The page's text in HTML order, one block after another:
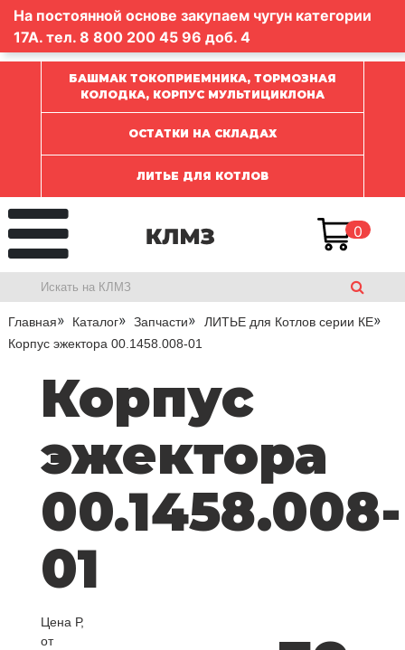
На постоянной основе закупаем чугун категории
17А. тел. 8 800 200 45 96 доб. 4
БАШМАК ТОКОПРИЕМНИКА, ТОРМОЗНАЯ
КОЛОДКА, КОРПУС МУЛЬТИЦИКЛОНА
ОСТАТКИ НА СКЛАДАХ
ЛИТЬЕ ДЛЯ КОТЛОВ
0
Главная Каталог Запчасти
ЛИТЬЕ для Котлов серии КЕ
Корпус эжектора 00.1458.008-01
Корпус
эжектора
00.1458.008-
01
Цена Р,
от